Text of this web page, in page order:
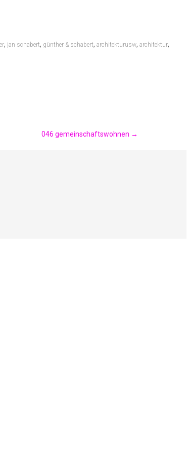
, jan schabert, günther & schabert,architekturusw,architektur,
046 gemeinschaftswohnen →